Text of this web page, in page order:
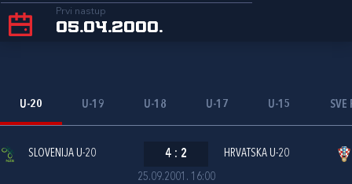
Prvi nastup
05.04.2000.
U-20 U-19 U-18 U-17 U-15 SVE
25.09.2001. 16:00
SLOVENIJA U-20 4 : 2 HRVATSKA U-20